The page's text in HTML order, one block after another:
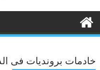
خادمات برونديات فى الدمام